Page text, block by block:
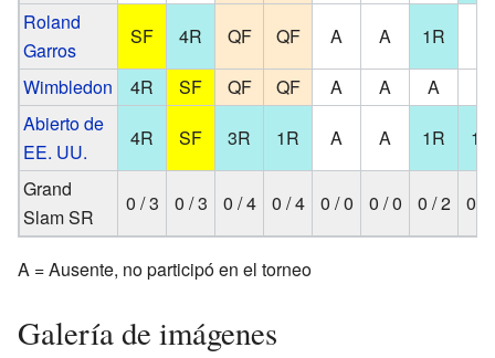
Roland
Garros
SF 4R QF QF A A 1R
Wimbledon
4R SF QF QF A A A
Abierto de
EE. UU.
4R SF 3R 1R A A 1R
1R
Grand
Slam SR
0 / 3 0 / 3 0 / 4 0 / 4 0 / 0 0 / 0 0 / 2 0 /
A = Ausente, no participó en el torneo
Galería de imágenes